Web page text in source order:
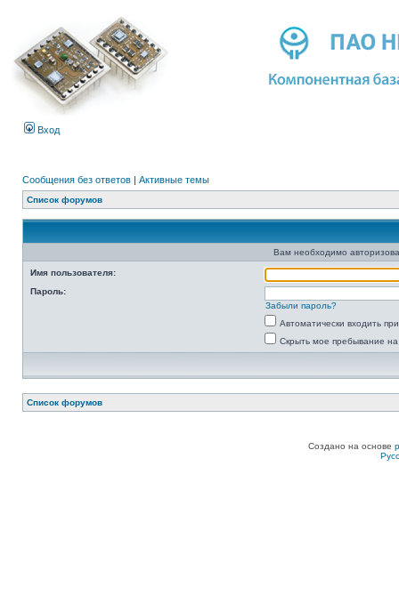
Вход
Сообщения без ответов | Активные темы
Список форумов
Вам необходимо
Имя пользователя:
Пароль:
Забыли пароль?
Автоматически входить
Скрыть мое пребывание
Список форумов
Создано на основе